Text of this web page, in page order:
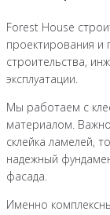
Forest House
проектирования и
строительства,
эксплуатации.
Мы работаем с
материалом.
склейка ламелей,
надежный
фасада.
Именно